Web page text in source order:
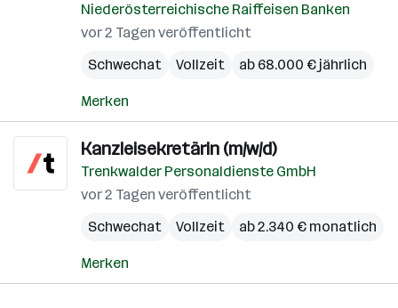
Niederösterreichische Raiffeisen Banken
vor 2 Tagen veröffentlicht
Schwechat
Vollzeit ab 68.000 € jährlich
Merken
Kanzleisekretärin (m/w/d)
Trenkwalder Personaldienste GmbH
vor 2 Tagen veröffentlicht
Schwechat
Vollzeit ab 2.340 € monatlich
Merken